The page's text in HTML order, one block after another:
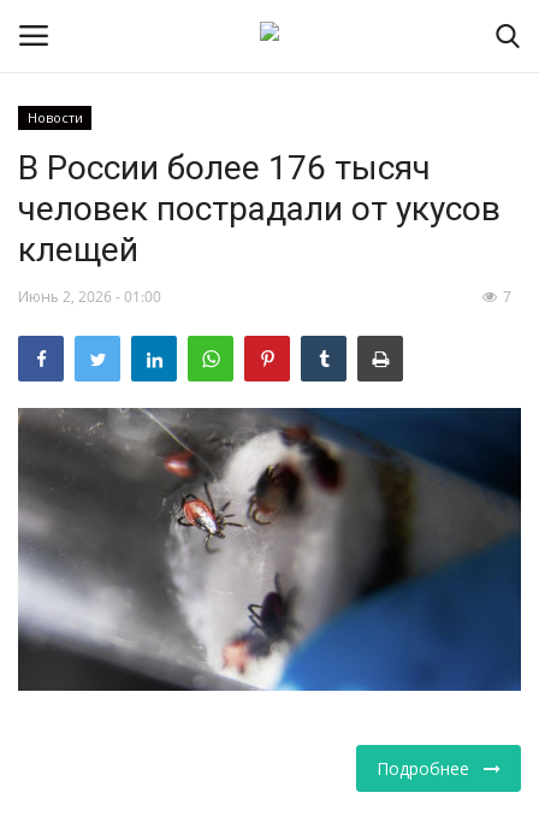
НОВОСТИ
RSS – экспорт новостей
РОССИЯ
МИР
ЭКОНОМИКА
КУЛЬТУРА
НАУКА
ПРОИСШЕСТВИЯ
Новости
В России более 176 тысяч
человек пострадали от укусов
клещей
Июнь 2, 2026 - 01:00 7
Подробнее